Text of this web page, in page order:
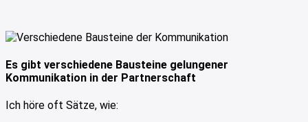
Es gibt verschiedene Bausteine gelungener
Kommunikation in der Partnerschaft
Ich höre oft Sätze, wie: